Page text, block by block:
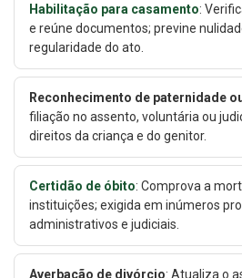
Habilitação para casamento:
e reúne documentos; previne
regularidade do ato.
Reconhecimento de paternidade
filiação no assento, voluntária ou
direitos da criança e do genitor.
Certidão de óbito: Comprova a
instituições; exigida em inúmeros
administrativos e judiciais.
Averbação de divórcio: Atualiza o